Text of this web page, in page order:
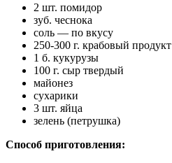
2 шт. помидор
зуб. чеснока
соль — по вкусу
250-300 г. крабовый продукт
1 б. кукурузы
100 г. сыр твердый
майонез
сухарики
3 шт. яйца
зелень (петрушка)
Способ приготовления: